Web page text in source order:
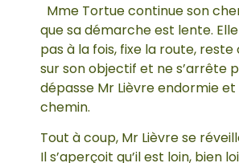
Mme Tortue continue son
que sa démarche est lente.
pas à la fois, fixe la route,
sur son objectif et ne s’arrête
dépasse Mr Lièvre endormie
chemin.
Tout à coup, Mr Lièvre se
Il s’aperçoit qu’il est loin, bien